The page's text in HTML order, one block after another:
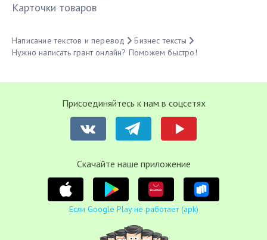
Карточки товаров
Написание текстов и перевод
Бизнес тексты
Нужно написать грант онлайн? Поможем быстро!
Присоединяйтесь к нам в соцсетях
Cкачайте наше приложение
Если Google Play не работает (apk)